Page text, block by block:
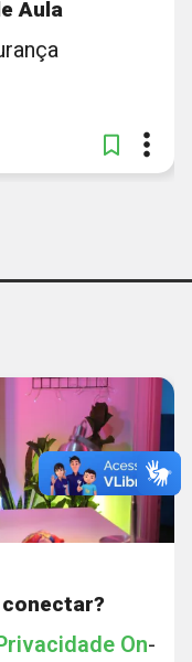
Aula
On-